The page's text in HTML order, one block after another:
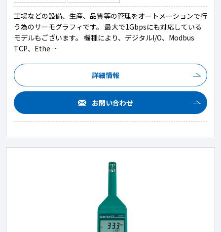
工場などの設備、生産、品質等の管理をオートメーションで行
う為のサーモグラフィです。 最大で1Gbpsにも対応している
モデルもございます。 機種により、デジタルI/O、Modbus
TCP、Ethe …
詳細情報
お問い合わせ